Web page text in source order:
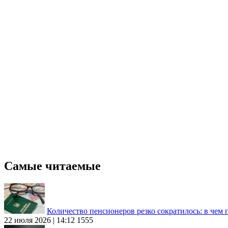
Самые читаемые
Количество пенсионеров резко сократилось: в чем
22 июля 2026 | 14:12 1555